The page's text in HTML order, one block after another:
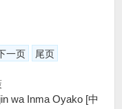
一页 尾页
wa Inma Oyako [中